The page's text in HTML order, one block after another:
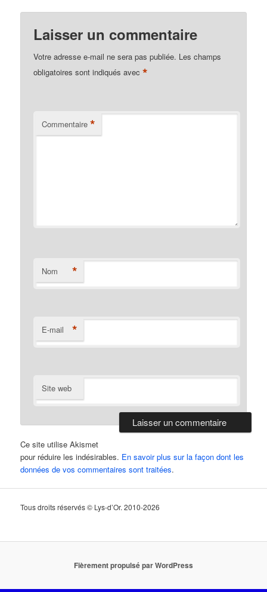
Laisser un commentaire
Votre adresse e-mail ne sera pas publiée. Les champs
obligatoires sont indiqués avec*
Commentaire *
Nom *
E-mail *
Site web
Ce site utilise Akismet
pour réduire les indésirables. En savoir plus sur la façon dont les
données de vos commentaires sont traitées.
Tous droits réservés © Lys-d’Or. 2010-2026
Fièrement propulsé par WordPress